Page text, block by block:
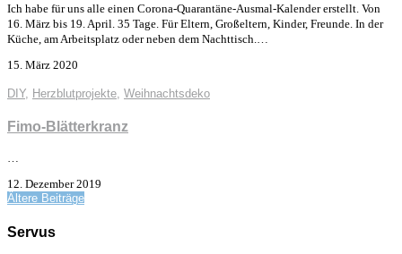
Ich habe für uns alle einen Corona-Quarantäne-Ausmal-Kalender erstellt. Von
16. März bis 19. April. 35 Tage. Für Eltern, Großeltern, Kinder, Freunde. In der
Küche, am Arbeitsplatz oder neben dem Nachttisch.…
15. März 2020
DIY, Herzblutprojekte Weihnachtsdeko
Fimo-Blätterkranz
12. Dezember 2019
Ältere Beiträge
Servus